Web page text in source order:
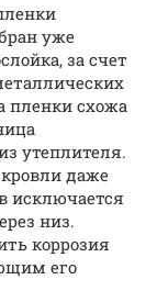
уже
за счет
пленки схожа
утеплителя.
даже
исключается
низ.
коррозия
его